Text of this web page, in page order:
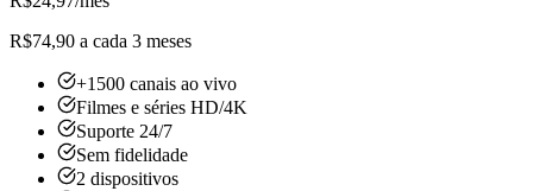
R$74,90 a cada 3 meses
+1500 canais ao vivo
Filmes e séries HD/4K
Suporte 24/7
Sem fidelidade
2 dispositivos